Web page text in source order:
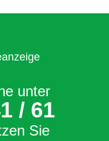
unter
/ 61
Sie